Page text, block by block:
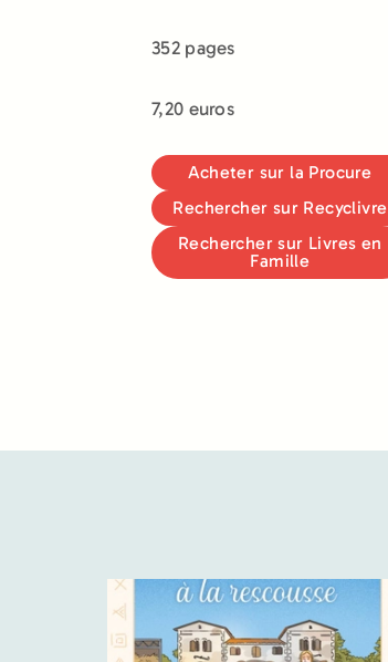
352 pages
7,20 euros
Acheter sur la Procure
Rechercher sur Recyclivre
Rechercher sur Livres en
Famille